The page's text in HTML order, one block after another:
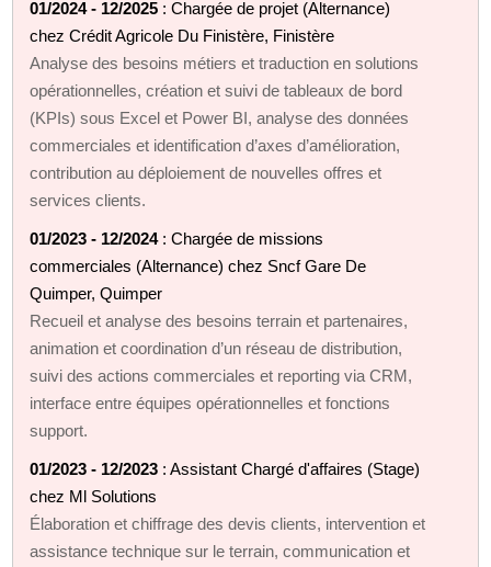
01/2024 - 12/2025 : Chargée de projet (Alternance)
chez Crédit Agricole Du Finistère, Finistère
Analyse des besoins métiers et traduction en solutions
opérationnelles, création et suivi de tableaux de bord
(KPIs) sous Excel et Power BI, analyse des données
commerciales et identification d’axes d’amélioration,
contribution au déploiement de nouvelles offres et
services clients.
01/2023 - 12/2024: Chargée de missions
commerciales (Alternance) chez Sncf Gare De
Quimper, Quimper
Recueil et analyse des besoins terrain et partenaires,
animation et coordination d’un réseau de distribution,
suivi des actions commerciales et reporting via CRM,
interface entre équipes opérationnelles et fonctions
support.
01/2023 - 12/2023 : Assistant Chargé d'affaires (Stage)
chez Ml Solutions
Élaboration et chiffrage des devis clients, intervention et
assistance technique sur le terrain, communication et